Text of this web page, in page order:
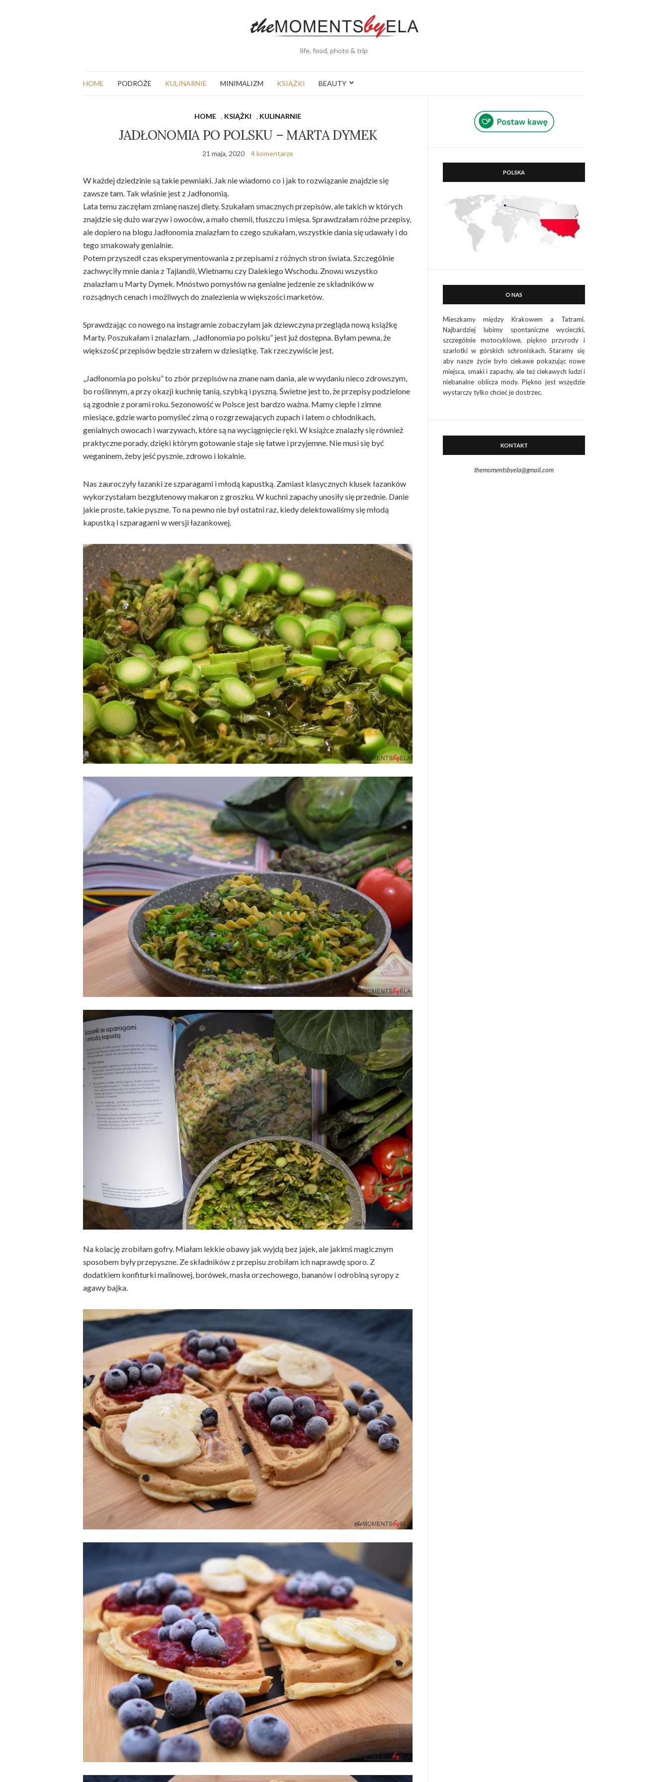
life, food, photo & trip
HOME PODRÓŻE KULINARNIE MINIMALIZM KSIĄŻKI BEAUTY
HOME , KSIĄŻKI , KULINARNIE
JADŁONOMIA PO POLSKU – MARTA DYMEK
21 maja, 2020 4 komentarze
W każdej dziedzinie są takie pewniaki. Jak nie wiadomo co i jak to rozwiązanie znajdzie się
zawsze tam. Tak właśnie jest z Jadłonomią.
Lata temu zaczęłam zmianę naszej diety. Szukałam smacznych przepisów, ale takich w których
znajdzie się dużo warzyw i owoców, a mało chemii, tłuszczu i mięsa. Sprawdzałam różne przepisy,
ale dopiero na blogu Jadłonomia znalazłam to czego szukałam, wszystkie dania się udawały i do
tego smakowały genialnie.
Potem przyszedł czas eksperymentowania z przepisami z różnych stron świata. Szczególnie
zachwyciły mnie dania z Tajlandii, Wietnamu czy Dalekiego Wschodu. Znowu wszystko
znalazłam u Marty Dymek. Mnóstwo pomysłów na genialne jedzenie ze składników w
rozsądnych cenach i możliwych do znalezienia w większości marketów.
Sprawdzając co nowego na instagramie zobaczyłam jak dziewczyna przegląda nową książkę
Marty. Poszukałam i znalazłam. „Jadłonomia po polsku” jest już dostępna. Byłam pewna, że
większość przepisów będzie strzałem w dziesiątkę. Tak rzeczywiście jest.
„Jadłonomia po polsku” to zbór przepisów na znane nam dania, ale w wydaniu nieco zdrowszym,
bo roślinnym, a przy okazji kuchnię tanią, szybką i pyszną. Świetne jest to, że przepisy podzielone
są zgodnie z porami roku. Sezonowość w Polsce jest bardzo ważna. Mamy ciepłe i zimne
miesiące, gdzie warto pomyśleć zimą o rozgrzewających zupach i latem o chłodnikach,
genialnych owocach i warzywach, które są na wyciągnięcie ręki. W książce znalazły się również
praktyczne porady, dzięki którym gotowanie staje się łatwe i przyjemne. Nie musi się być
weganinem, żeby jeść pysznie, zdrowo i lokalnie.
Nas zauroczyły łazanki ze szparagami i młodą kapustką. Zamiast klasycznych klusek łazanków
wykorzystałam bezglutenowy makaron z groszku. W kuchni zapachy unosiły się przednie. Danie
jakie proste, takie pyszne. To na pewno nie był ostatni raz, kiedy delektowaliśmy się młodą
kapustką i szparagami w wersji łazankowej.
Na kolację zrobiłam gofry. Miałam lekkie obawy jak wyjdą bez jajek, ale jakimś magicznym
sposobem były przepyszne. Ze składników z przepisu zrobiłam ich naprawdę sporo. Z
dodatkiem konfiturki malinowej, borówek, masła orzechowego, bananów i odrobiną syropy z
agawy bajka.
POLSKA
O NAS
Mieszkamy między Krakowem a Tatrami.
Najbardziej lubimy spontaniczne wycieczki,
szczególnie motocyklowe, piękno przyrody i
szarlotki w górskich schroniskach. Staramy się
aby nasze życie było ciekawe pokazując nowe
miejsca, smaki i zapachy, ale też ciekawych ludzi i
niebanalne oblicza mody. Piękno jest wszędzie
wystarczy tylko chcieć je dostrzec.
KONTAKT
themomentsbyela@gmail.com